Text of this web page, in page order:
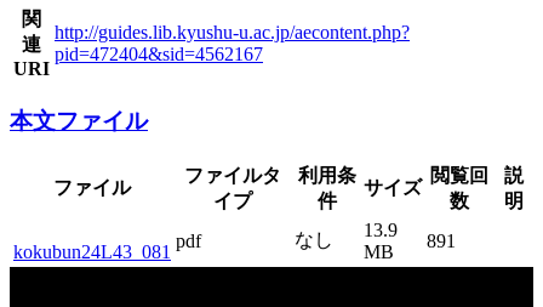
関
連
URI
http://guides.lib.kyushu-u.ac.jp/aecontent.php?
pid=472404&sid=4562167
本文ファイル
ファイル
ファイルタ
イプ
利用条
件
サイズ
閲覧回
数
説
明
kokubun24L43_081
pdf なし
13.9
MB
891